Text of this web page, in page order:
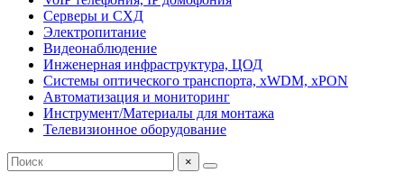
Серверы и СХД
Электропитание
Видеонаблюдение
Инженерная инфраструктура, ЦОД
Системы оптического транспорта, xWDM, xPON
Автоматизация и мониторинг
Инструмент/Материалы для монтажа
Телевизионное оборудование
×